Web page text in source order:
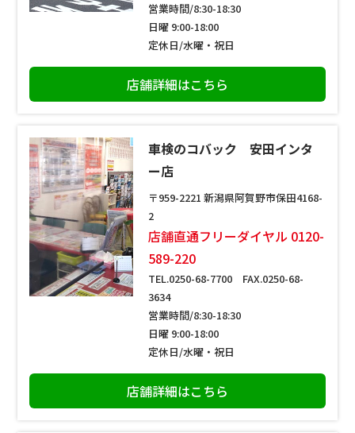
営業時間/8:30-18:30
日曜 9:00-18:00
定休日/水曜・祝日
店舗詳細はこちら
車検のコバック 安田インタ
ー店
〒959-2221 新潟県阿賀野市保田4168-
2
店舗直通フリーダイヤル 0120-
589-220
TEL.0250-68-7700 FAX.0250-68-
3634
営業時間/8:30-18:30
日曜 9:00-18:00
定休日/水曜・祝日
店舗詳細はこちら